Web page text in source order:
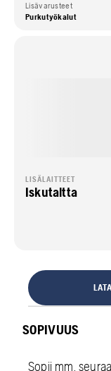
Lisävarusteet
Purkutyökalut
LISÄLAITTEET
Iskutaltta
SOPIVUUS
Sopii mm.